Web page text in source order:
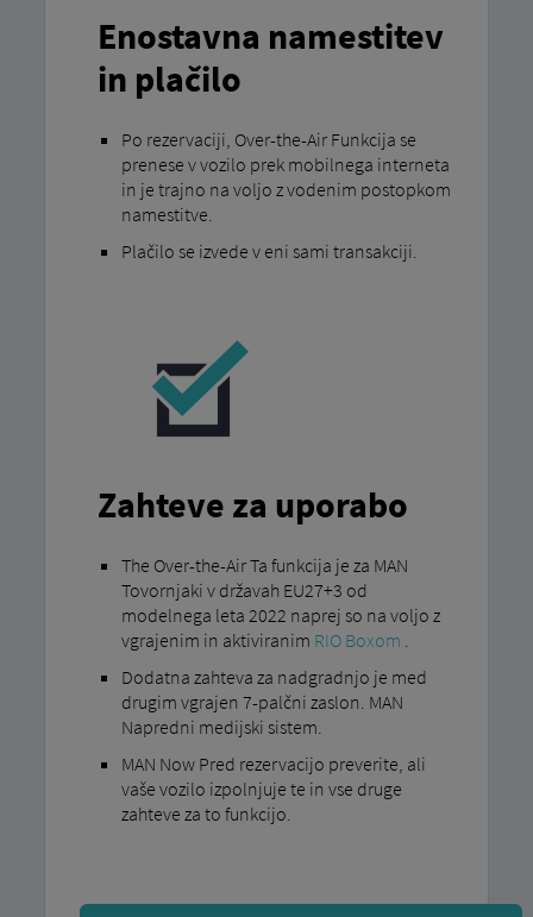
Enostavna namestitev
in plačilo
Po rezervaciji, Over-the-Air Funkcija se
prenese v vozilo prek mobilnega interneta
in je trajno na voljo z vodenim postopkom
namestitve.
Plačilo se izvede v eni sami transakciji.
Zahteve za uporabo
The Over-the-Air Ta funkcija je za MAN
Tovornjaki v državah EU27+3 od
modelnega leta 2022 naprej so na voljo z
vgrajenim in aktiviranim RIO Boxom
Dodatna zahteva za nadgradnjo je med
drugim vgrajen 7-palčni zaslon. MAN
Napredni medijski sistem.
MAN Now Pred rezervacijo preverite, ali
vaše vozilo izpolnjuje te in vse druge
zahteve za to funkcijo.